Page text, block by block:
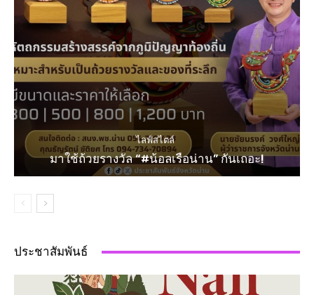
ไลฟ์สไตล์
มาใช้ถ้วยรางวัล “#น้อลเรือน่าน” กันเถอะ!
ประชาสัมพันธ์